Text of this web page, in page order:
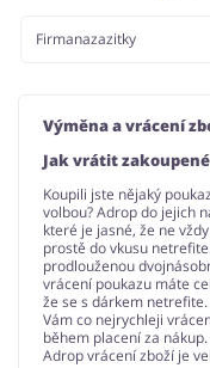
Firmanazazitky
Výměna a vrácení
Jak vrátit
Koupili jste nějaký
volbou? Adrop do jejich
které je jasné, že ne
prostě do vkusu
prodlouženou
vrácení poukazu máte
že se s dárkem
Vám co nejrychleji
během placení za
Adrop vrácení zboží je